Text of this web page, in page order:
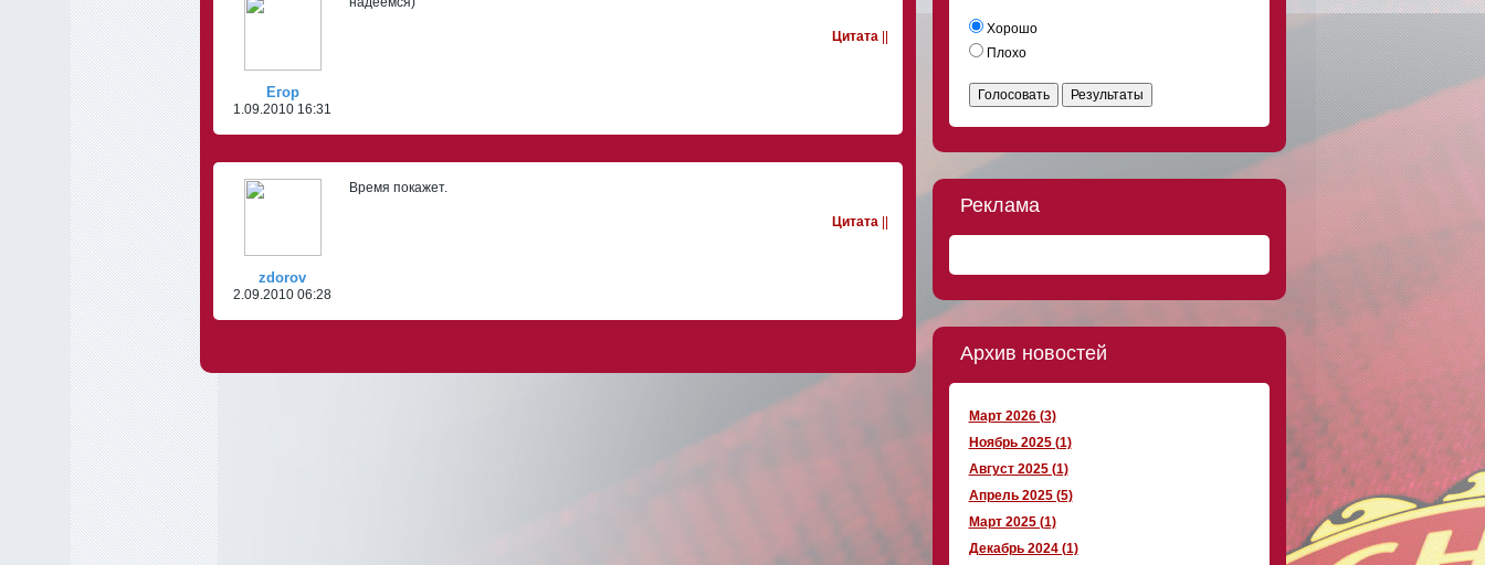
Егор
1.09.2010 16:31
Цитата ||
zdorov
2.09.2010 06:28
Время покажет.
Цитата ||
Хорошо
Плохо
Голосовать Результаты
Реклама
Архив новостей
Март 2026 (3)
Ноябрь 2025 (1)
Август 2025 (1)
Апрель 2025 (5)
Март 2025 (1)
Декабрь 2024 (1)